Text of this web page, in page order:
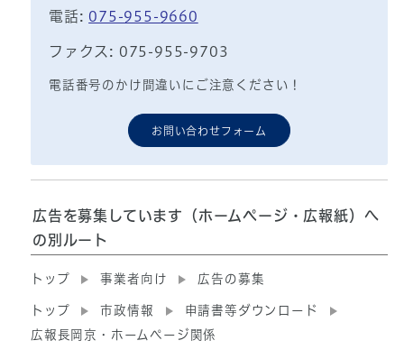
電話: 075-955-9660
ファクス: 075-955-9703
電話番号のかけ間違いにご注意ください！
お問い合わせフォーム
広告を募集しています（ホームページ・広報紙）へ
の別ルート
トップ 事業者向け 広告の募集
トップ 市政情報
申請書等ダウンロード
広報長岡京・ホームページ関係